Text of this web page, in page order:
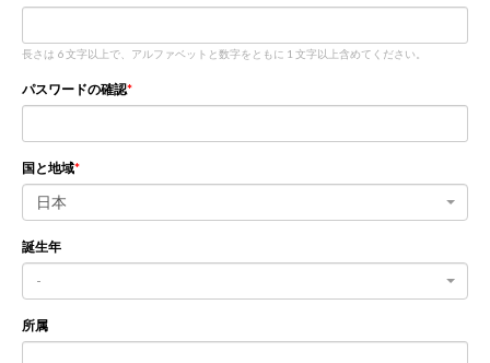
長さは 6 文字以上で、アルファベットと数字をともに 1 文字以上含めてください。
パスワードの確認
国と地域
日本
誕生年
-
所属